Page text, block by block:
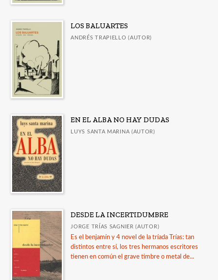
Obras Generales
CATÁLOGOS
Guía de uso de la IA en la revisión por pares
LORCA. Catálogo de publicaciones
Guía Comares sobre uso de inteligencia artificial
en las publicaciones académicas
Catálogo a diciembre 2025
Publicados en 2025
Ver todos... (15)
LOS BALUARTES
ANDRÉS TRAPIELLO (AUTOR)
EN EL ALBA NO HAY DUDAS
LUYS SANTA MARINA (AUTOR)
DESDE LA INCERTIDUMBRE
JORGE TRÍAS SAGNIER (AUTOR)
Es el benjamín y 4 novel de la tríada Trías: tan
distintos entre sí, los tres hermanos escritores
tienen en común el grave timbre o metal de...